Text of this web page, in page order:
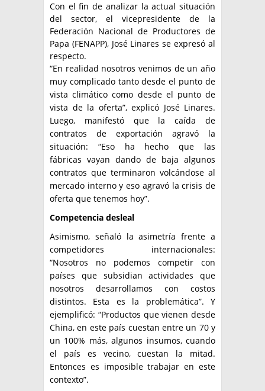
Con el fin de analizar la actual situación
del sector, el vicepresidente de la
Federación Nacional de Productores de
Papa (FENAPP), José Linares se expresó al
respecto.
“En realidad nosotros venimos de un año
muy complicado tanto desde el punto de
vista climático como desde el punto de
vista de la oferta”, explicó José Linares.
Luego, manifestó que la caída de
contratos de exportación agravó la
situación: “Eso ha hecho que las
fábricas vayan dando de baja algunos
contratos que terminaron volcándose al
mercado interno y eso agravó la crisis de
oferta que tenemos hoy”.
Competencia desleal
Asimismo, señaló la asimetría frente a
competidores internacionales:
“Nosotros no podemos competir con
países que subsidian actividades que
nosotros desarrollamos con costos
distintos. Esta es la problemática”. Y
ejemplificó: “Productos que vienen desde
China, en este país cuestan entre un 70 y
un 100% más, algunos insumos, cuando
el país es vecino, cuestan la mitad.
Entonces es imposible trabajar en este
contexto”.